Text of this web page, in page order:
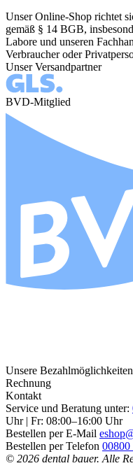
Unser Online-Shop richtet
gemäß § 14 BGB,
Labore und unseren
Verbraucher oder
Unser Versandpartner
BVD-Mitglied
Unsere Bezahlmöglichkeiten
Rechnung
Kontakt
Service und Beratung unter:
Uhr | Fr: 08:00–16:00 Uhr
Bestellen per E-Mail
Bestellen per Telefon 00800
© 2026 dental bauer. Alle